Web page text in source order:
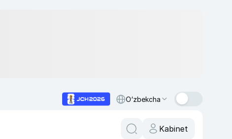
O‘zbekcha
Kabinet